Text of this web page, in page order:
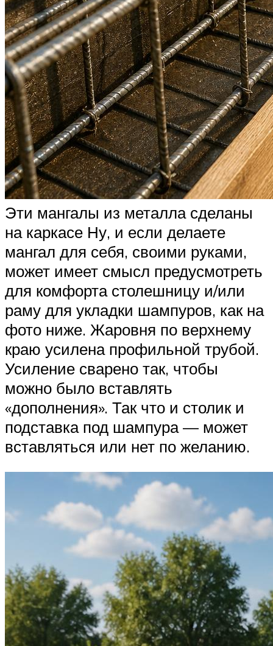
Эти мангалы из металла сделаны
на каркасе Ну, и если делаете
мангал для себя, своими руками,
может имеет смысл предусмотреть
для комфорта столешницу и/или
раму для укладки шампуров, как на
фото ниже. Жаровня по верхнему
краю усилена профильной трубой.
Усиление сварено так, чтобы
можно было вставлять
«дополнения». Так что и столик и
подставка под шампура — может
вставляться или нет по желанию.